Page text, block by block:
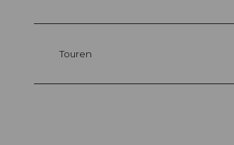
Touren